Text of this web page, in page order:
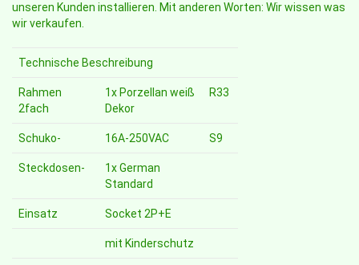
unseren Kunden installieren. Mit anderen Worten: Wir wissen was
wir verkaufen.
Technische Beschreibung
Rahmen
2fach
1x Porzellan weiß
Dekor
R33
Schuko- 16A-250VAC S9
Steckdosen-
1x German
Standard
Einsatz Socket 2P+E
mit Kinderschutz